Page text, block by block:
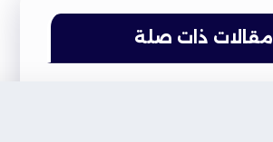
مقالات ذات صلة